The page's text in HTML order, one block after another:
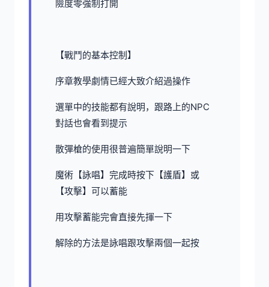
險度零強制打開
【戰鬥的基本控制】
序章教學劇情已經大致介紹過操作
選單中的技能都有說明，跟路上的NPC
對話也會看到提示
散彈槍的使用很普遍簡單說明一下
魔術【詠唱】完成時按下【護盾】或
【攻擊】可以蓄能
用攻擊蓄能完會直接先揮一下
解除的方法是詠唱跟攻擊兩個一起按